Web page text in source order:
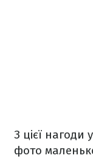
З цієї нагоди
фото